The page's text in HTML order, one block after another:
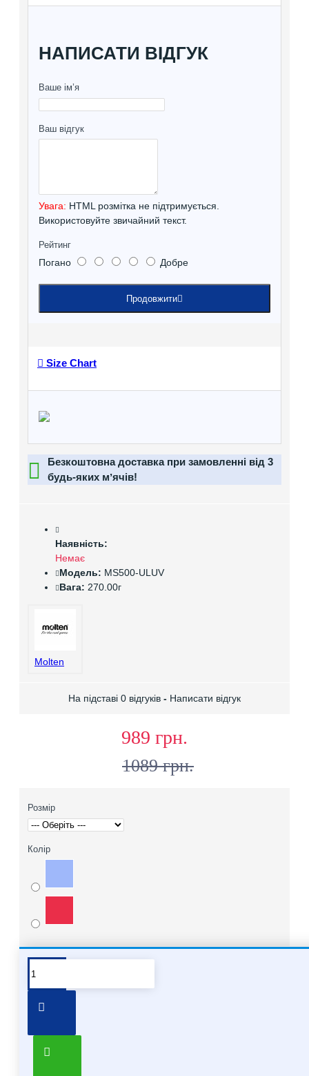
НАПИСАТИ ВІДГУК
Ваше ім’я
Ваш відгук
Увага: HTML розмітка не підтримується.
Використовуйте звичайний текст.
Рейтинг
Погано Добре
Продовжити
Size Chart
Безкоштовна доставка при замовленні від 3
будь-яких мʼячів!
Наявність:
Немає
Модель: MS500-ULUV
Вага: 270.00г
Molten
На підставі 0 відгуків - Написати відгук
989 грн.
1089 грн.
Розмір
Колір